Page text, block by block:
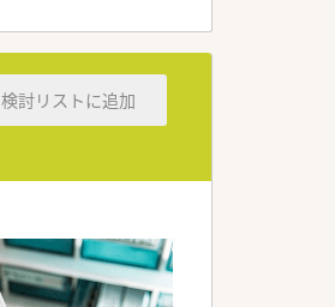
検討リストに追加